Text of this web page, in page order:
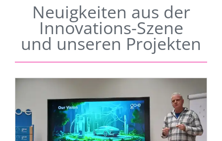
Neuigkeiten aus der
Innovations-Szene
und unseren Projekten